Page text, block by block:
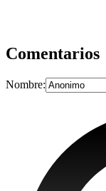
Comentarios
Nombre: